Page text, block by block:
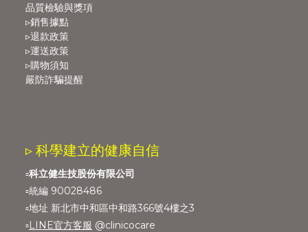
品質檢驗與獎項
▹銷售據點
▹退款政策
▹運送政策
▹購物須知
嚴防詐騙提醒
▹ 科學建立的健康自信
▫️科立健生技股份有限公司
▫️統編 90028486
▫️地址 新北市中和區中和路366號4樓之3
▫️LINE官方客服 @clinicocare